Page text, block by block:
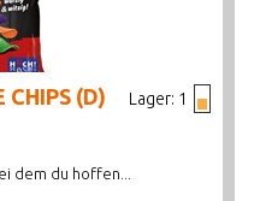
Lager: 1
CHIPS (D)
dem du hoffen...